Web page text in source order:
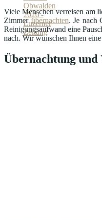
Viele Menschen verreisen am
Zimmerübernachten. Je nach
Reinigungsaufwand eine
nach. Wir wünschen Ihnen
Übernachtung und